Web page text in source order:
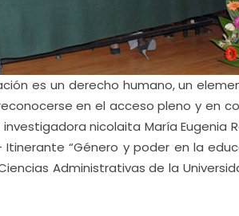
es un derecho humano, un
en el acceso pleno y en
nicolaita María Eugenia
“Género y poder en la
Administrativas de la